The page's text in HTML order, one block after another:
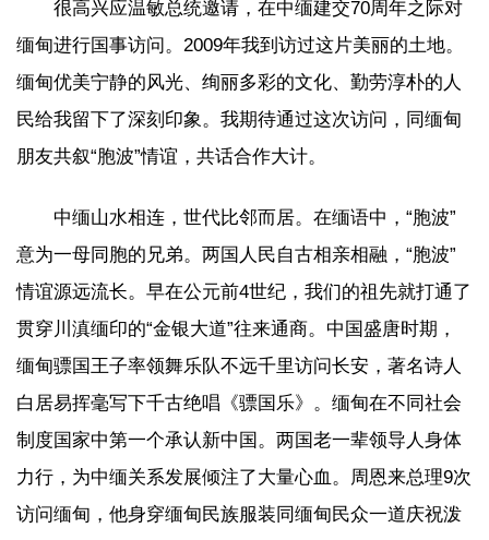
很高兴应温敏总统邀请，在中缅建交70周年之际对
缅甸进行国事访问。2009年我到访过这片美丽的土地。
缅甸优美宁静的风光、绚丽多彩的文化、勤劳淳朴的人
民给我留下了深刻印象。我期待通过这次访问，同缅甸
朋友共叙“胞波”情谊，共话合作大计。
中缅山水相连，世代比邻而居。在缅语中，“胞波”
意为一母同胞的兄弟。两国人民自古相亲相融，“胞波”
情谊源远流长。早在公元前4世纪，我们的祖先就打通了
贯穿川滇缅印的“金银大道”往来通商。中国盛唐时期，
缅甸骠国王子率领舞乐队不远千里访问长安，著名诗人
白居易挥毫写下千古绝唱《骠国乐》。缅甸在不同社会
制度国家中第一个承认新中国。两国老一辈领导人身体
力行，为中缅关系发展倾注了大量心血。周恩来总理9次
访问缅甸，他身穿缅甸民族服装同缅甸民众一道庆祝泼